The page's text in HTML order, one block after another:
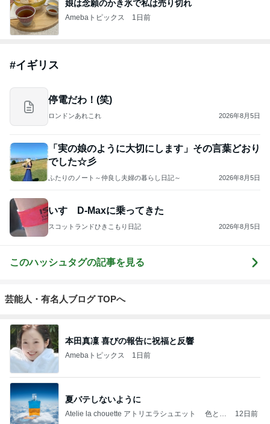
娘は念願のかき氷で私は売り切れ
Amebaトピックス 1日前
#イギリス
停電だわ！(笑)
ロンドンあれこれ 2026年8月5日
「実の娘のように大切にします」その言葉どおり
でした☆彡
ふたりのノート～仲良し夫婦の暮らし日記～ 2026年8月5日
いすゞD-Maxに乗ってきた
スコットランドひきこもり日記 2026年8月5日
このハッシュタグの記事を見る
芸能人・有名人ブログ TOPへ
本田真凜 喜びの報告に祝福と反響
Amebaトピックス 1日前
夏バテしないように
Atelie la chouette アトリエラシュエット 色と香
12日前